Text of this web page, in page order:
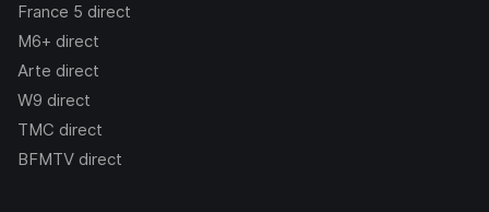
France 5 direct
M6+ direct
Arte direct
W9 direct
TMC direct
BFMTV direct